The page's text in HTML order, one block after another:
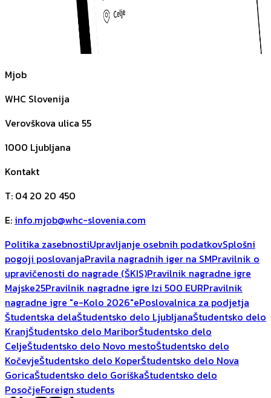
Mjob
WHC Slovenija
Verovškova ulica 55
1000 Ljubljana
Kontakt
T: 04 20 20 450
E: info.mjob@whc-slovenia.com
Politika zasebnostiUpravljanje osebnih podatkovSplošni
pogoji poslovanjaPravila nagradnih iger na SMPravilnik o
upravičenosti do nagrade (ŠKIS)Pravilnik nagradne igre
Majske25Pravilnik nagradne igre Izi 500 EURPravilnik
nagradne igre "e-Kolo 2026"ePoslovalnica za podjetja
Študentska delaŠtudentsko delo LjubljanaŠtudentsko delo
KranjŠtudentsko delo MariborŠtudentsko delo
CeljeŠtudentsko delo Novo mestoŠtudentsko delo
KočevjeŠtudentsko delo KoperŠtudentsko delo Nova
GoricaŠtudentsko delo GoriškaŠtudentsko delo
PosočjeForeign students